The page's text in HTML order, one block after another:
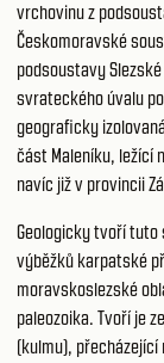
vrchovinu z
Českomoravské
podsoustavy
svrateckého úvalu
geograficky
část Maleníku, ležící
navíc již v provincii
Geologicky tvoří tuto
výběžků karpatské
moravskoslezské
paleozoika. Tvoří je
(kulmu), přecházející